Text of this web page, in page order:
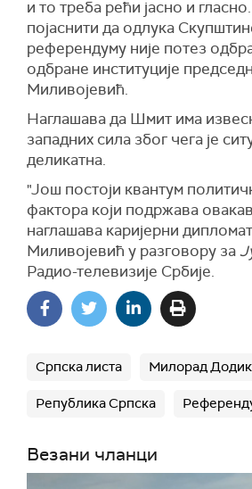
и то треба рећи јасно и
појаснити да одлука
референдуму није потез
одбране институције
Миливојевић.
Наглашава да Шмит има
западних сила због чега је
деликатна.
"Још постоји квантум
фактора који подржава
наглашава каријерни
Миливојевић у разговору за
Радио-телевизије Србије.
Српска листа Милорад Додик
Република Српска
Везани чланци